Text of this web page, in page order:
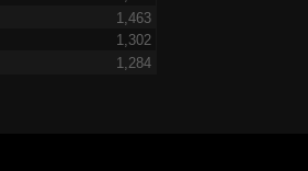
1,463
1,302
1,284